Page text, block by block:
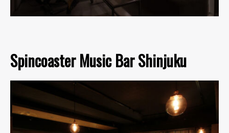
Spincoaster Music Bar Shinjuku